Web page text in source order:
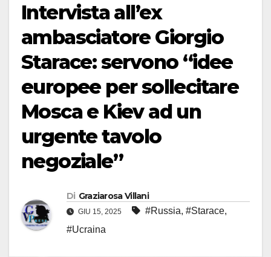
Intervista all’ex
ambasciatore Giorgio
Starace: servono “idee
europee per sollecitare
Mosca e Kiev ad un
urgente tavolo
negoziale”
Di Graziarosa Villani
GIU 15, 2025 #Russia, #Starace,
#Ucraina